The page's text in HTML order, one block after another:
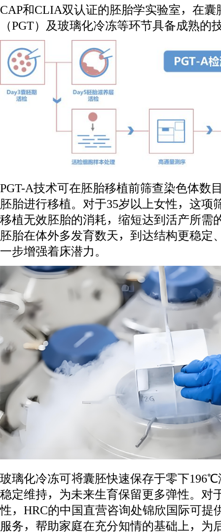
CAP和CLIA双认证的胚胎学实验室，在
（PGT）及玻璃化冷冻等环节具备成熟的
PGT-A技术可在胚胎移植前筛查染色体数
胚胎进行移植。对于35岁以上女性，这项
移植无效胚胎的消耗，缩短达到活产所需
胚胎在体外多发育数天，到达结构更稳定
一步增强着床潜力。
玻璃化冷冻可将囊胚快速保存于零下
稳定维持，为未来生育保留更多弹性。对
性，HRC的中国直营咨询处锦欣国际可提
服务，帮助家庭在充分知情的基础上，为